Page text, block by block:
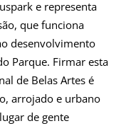
e representa
que funciona
desenvolvimento
Parque. Firmar esta
de Belas Artes é
arrojado e urbano
de gente